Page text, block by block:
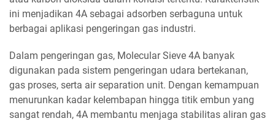
ini menjadikan 4A sebagai adsorben serbaguna untuk
berbagai aplikasi pengeringan gas industri.
Dalam pengeringan gas, Molecular Sieve 4A banyak
digunakan pada sistem pengeringan udara bertekanan,
gas proses, serta air separation unit. Dengan kemampuan
menurunkan kadar kelembapan hingga titik embun yang
sangat rendah, 4A membantu menjaga stabilitas aliran gas